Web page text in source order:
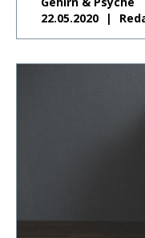
22.05.2020